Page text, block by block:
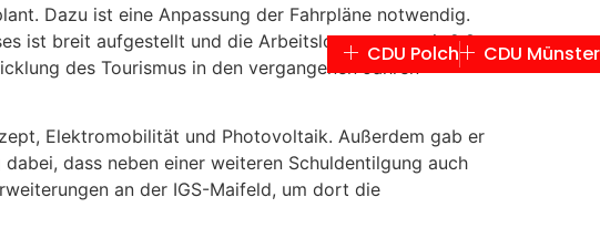
Dazu ist eine Anpassung der Fahrpläne notwendig.
ist breit aufgestellt und die Arbeitslosenquote mit 2,8
des Tourismus in den vergangenen Jahren
Elektromobilität und Photovoltaik. Außerdem gab er
dass neben einer weiteren Schuldentilgung auch
an der IGS-Maifeld, um dort die
CDU Polch CDU